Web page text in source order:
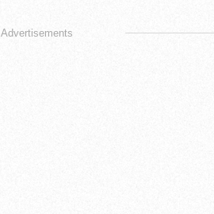
Advertisements